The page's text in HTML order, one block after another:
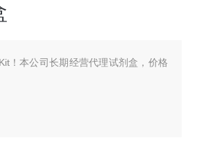
！本公司长期经营代理试剂盒，价格